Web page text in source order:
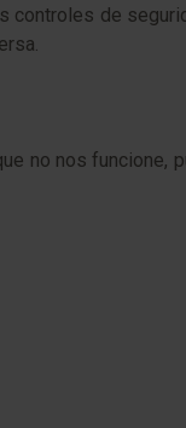
controles de
no nos funcione,